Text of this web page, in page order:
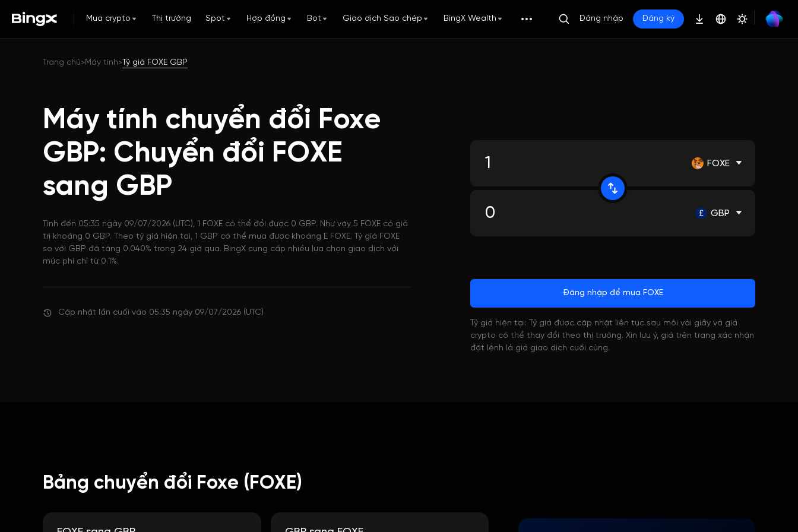
Mua crypto Thị trường Spot Hợp đồng Bot Giao dịch Sao chép BingX Wealth Đăng nhập Đăng ký
Trang chủ>Máy tính> Tỷ giá FOXE GBP
Máy tính chuyển đổi Foxe
GBP: Chuyển đổi FOXE
sang GBP
Tính đến 05:35 ngày 09/07/2026 (UTC), 1 FOXE có thể đổi được 0 GBP. Như vậy 5 FOXE có giá
trị khoảng 0 GBP. Theo tỷ giá hiện tại, 1 GBP có thể mua được khoảng E FOXE. Tỷ giá FOXE
so với GBP đã tăng 0.040% trong 24 giờ qua. BingX cung cấp nhiều lựa chọn giao dịch với
mức phí chỉ từ 0.1%.
Cập nhật lần cuối vào 05:35 ngày 09/07/2026 (UTC)
FOXE
GBP
Đăng nhập để mua FOXE
Tỷ giá hiện tại: Tỷ giá được cập nhật liên tục sau mỗi vài giây và giá
crypto có thể thay đổi theo thị trường. Xin lưu ý, giá trên trang xác nhận
đặt lệnh là giá giao dịch cuối cùng.
Bảng chuyển đổi Foxe (FOXE)